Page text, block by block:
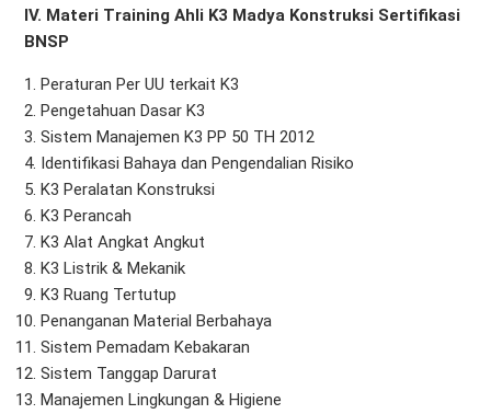
IV. Materi Training Ahli K3 Madya Konstruksi Sertifikasi
BNSP
Peraturan Per UU terkait K3
Pengetahuan Dasar K3
Sistem Manajemen K3 PP 50 TH 2012
Identifikasi Bahaya dan Pengendalian Risiko
K3 Peralatan Konstruksi
K3 Perancah
K3 Alat Angkat Angkut
K3 Listrik & Mekanik
K3 Ruang Tertutup
Penanganan Material Berbahaya
Sistem Pemadam Kebakaran
Sistem Tanggap Darurat
Manajemen Lingkungan & Higiene